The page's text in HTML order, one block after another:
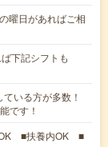
曜日があればご相
下記シフトも
いる方が多数！
です！
OK ■扶養内OK ■